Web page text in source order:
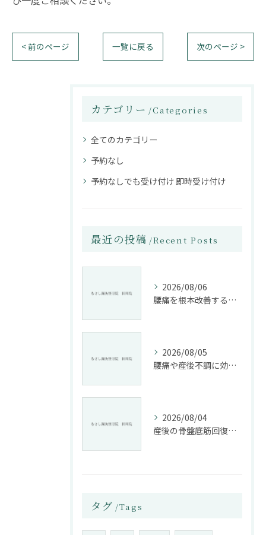
< 前のページ 一覧に戻る 次のページ >
カテゴリー Categories
全てのカテゴリー
予約なし
予約なしでも受け付け 即時受け付け
最近の投稿 Recent Posts
2026/08/06
腰痛を根本改善する整骨院の施術とアドバイスの重要性
2026/08/05
腰痛や産後不調に効く整骨院の施術と姿勢改善法
2026/08/04
産後の骨盤底筋回復法と整骨院活用
タグ Tags